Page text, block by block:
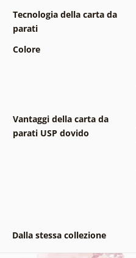
Tecnologia della carta da
parati
Colore
Vantaggi della carta da
parati USP dovido
Dalla stessa collezione